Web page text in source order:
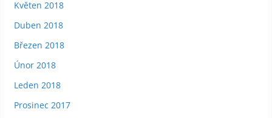
Květen 2018
Duben 2018
Březen 2018
Únor 2018
Leden 2018
Prosinec 2017